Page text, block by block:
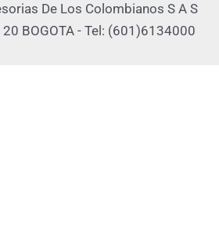
De Los Colombianos S A S
BOGOTA - Tel: (601)6134000